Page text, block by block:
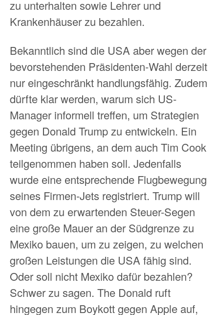
zu unterhalten sowie Lehrer und
Krankenhäuser zu bezahlen.
Bekanntlich sind die USA aber wegen der
bevorstehenden Präsidenten-Wahl derzeit
nur eingeschränkt handlungsfähig. Zudem
dürfte klar werden, warum sich US-
Manager informell treffen, um Strategien
gegen Donald Trump zu entwickeln. Ein
Meeting übrigens, an dem auch Tim Cook
teilgenommen haben soll. Jedenfalls
wurde eine entsprechende Flugbewegung
seines Firmen-Jets registriert. Trump will
von dem zu erwartenden Steuer-Segen
eine große Mauer an der Südgrenze zu
Mexiko bauen, um zu zeigen, zu welchen
großen Leistungen die USA fähig sind.
Oder soll nicht Mexiko dafür bezahlen?
Schwer zu sagen. The Donald ruft
hingegen zum Boykott gegen Apple auf,